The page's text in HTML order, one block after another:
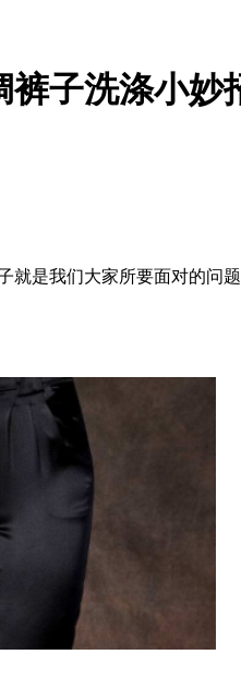
裤子洗涤小妙
就是我们大家所要面对的问